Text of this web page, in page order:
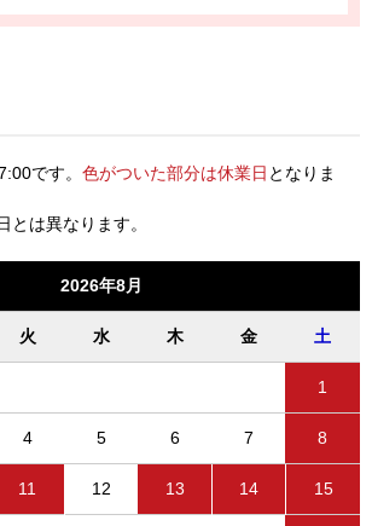
です。 色がついた部分は休業日 となりま
とは異なります。
2026年8月
火 水 木 金 土
1
4 5 6 7 8
11 12 13 14 15